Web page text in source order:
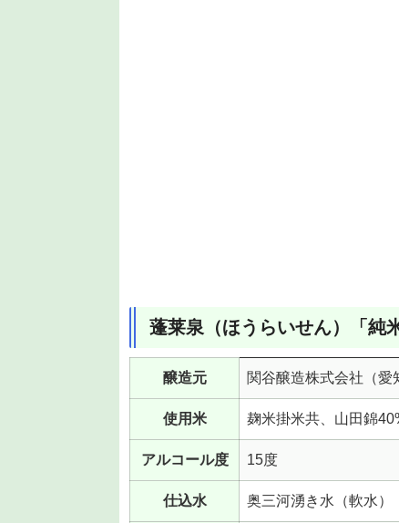
蓬莱泉（ほうらいせん）「
醸造元 関谷醸造株式会社（愛
使用米 麹米掛米共、山田錦
アルコール度 15度
仕込水 奥三河湧き水（軟水）